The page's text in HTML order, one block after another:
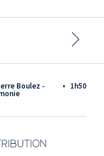
Boulez - • 1h50